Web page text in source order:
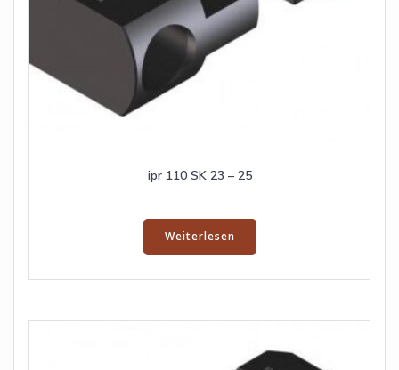
ipr 110 SK 23 – 25
Weiterlesen